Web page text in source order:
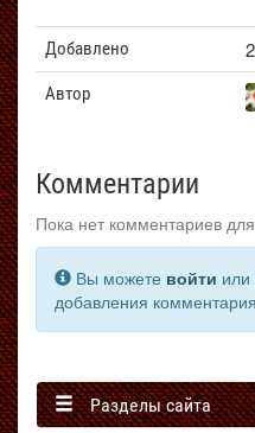
Добавлено
Автор
Комментарии
Пока нет комментариев
Вы можете войти или
добавления комментария
Разделы сайта